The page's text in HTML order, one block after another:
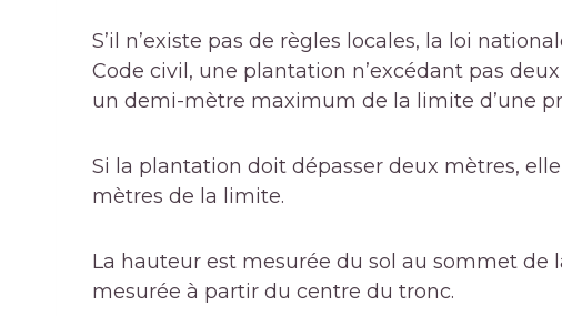
S’il n’existe pas de règles locales, la loi
Code civil, une plantation n’excédant pas
un demi-mètre maximum de la limite d’une
Si la plantation doit dépasser deux mètres,
mètres de la limite.
La hauteur est mesurée du sol au sommet de
mesurée à partir du centre du tronc.